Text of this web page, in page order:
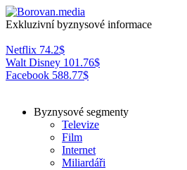
Exkluzivní byznysové informace
Netflix 74.2$
Walt Disney 101.76$
Facebook 588.77$
Byznysové segmenty
Televize
Film
Internet
Miliardáři